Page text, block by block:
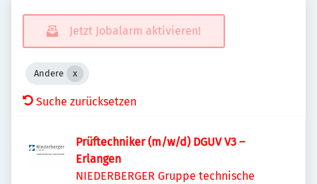
Jetzt Jobalarm aktivieren!
Andere
Suche zurücksetzen
Prüftechniker (m/w/d) DGUV V3 –
Erlangen
NIEDERBERGER Gruppe technische